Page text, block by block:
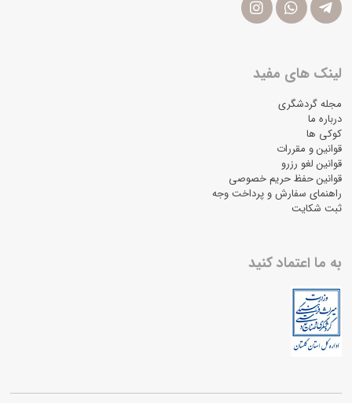
لینک های مفید
مجله گردشگری
درباره ما
کوکی ها
قوانین و مقررات
قوانین لغو رزرو
قوانین حفظ حریم خصوصی
راهنمای سفارش و پرداخت وجه
ثبت شکایت
به ما اعتماد کنید